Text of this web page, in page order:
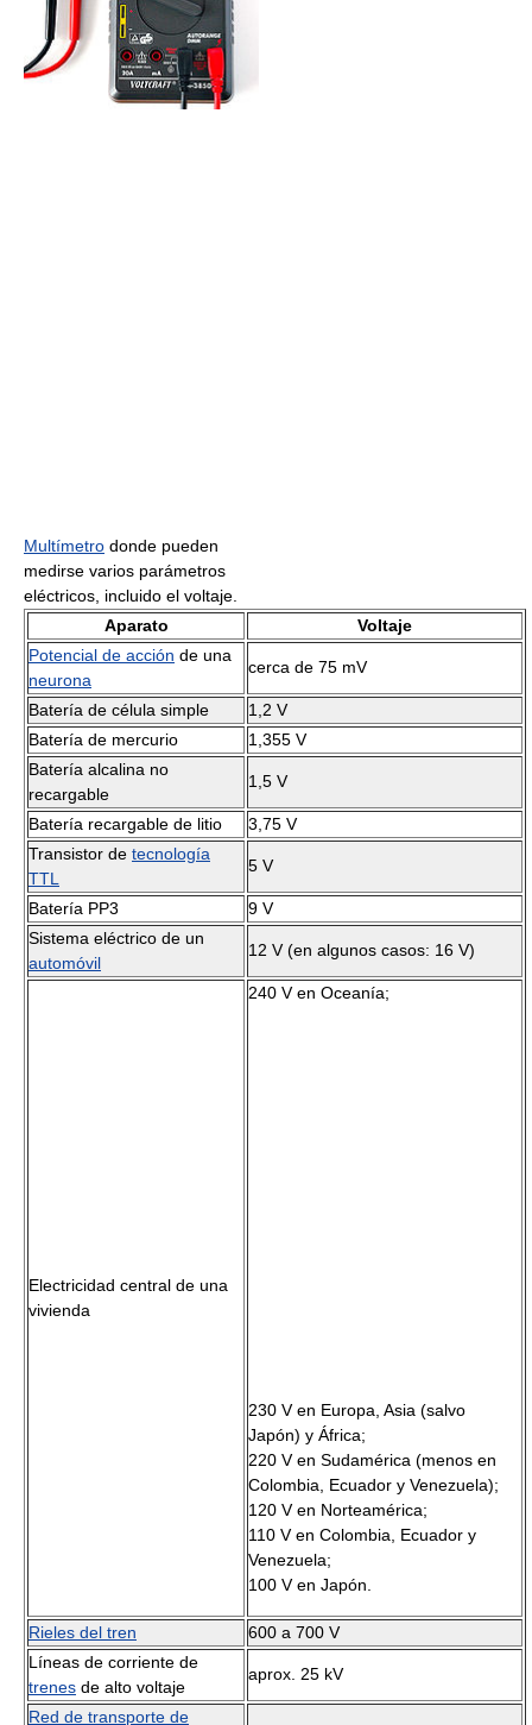
Multímetro donde pueden
medirse varios parámetros
eléctricos, incluido el voltaje.
Aparato
Voltaje
Potencial de acción de una
neurona
cerca de 75 mV
Batería de célula simple
1,2 V
Batería de mercurio
1,355 V
Batería alcalina no
recargable
1,5 V
Batería recargable de litio
3,75 V
Transistor de tecnología
TTL
5 V
Batería PP3
9 V
Sistema eléctrico de un
automóvil
12 V (en algunos casos: 16 V)
Electricidad central de una
vivienda
240 V en Oceanía;
230 V en Europa, Asia (salvo
Japón) y África;
220 V en Sudamérica (menos en
Colombia, Ecuador y Venezuela);
120 V en Norteamérica;
110 V en Colombia, Ecuador y
Venezuela;
100 V en Japón.
Rieles del tren
600 a 700 V
Líneas de corriente de
trenes de alto voltaje
aprox. 25 kV
Red de transporte de